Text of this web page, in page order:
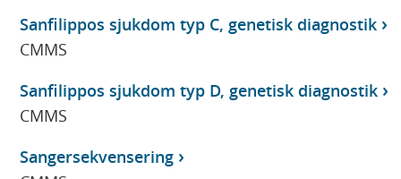
Sanfilippos sjukdom typ C, genetisk diagnostik
CMMS
Sanfilippos sjukdom typ D, genetisk diagnostik
CMMS
Sangersekvensering